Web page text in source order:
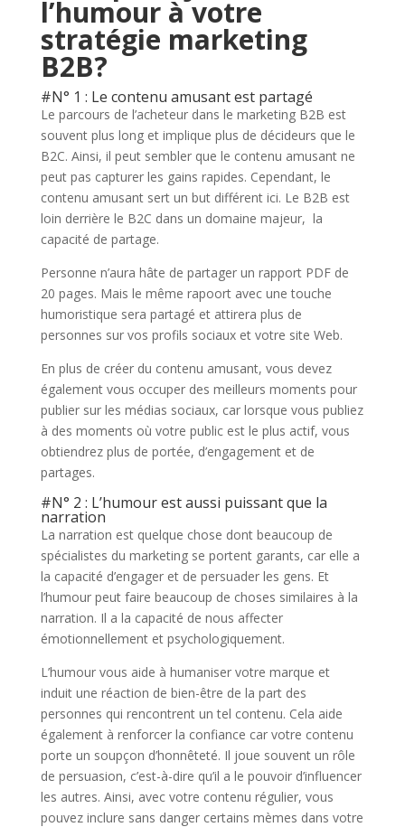
l’humour à votre
stratégie marketing
B2B?
#N° 1 : Le contenu amusant est partagé
Le parcours de l’acheteur dans le marketing B2B est
souvent plus long et implique plus de décideurs que le
B2C. Ainsi, il peut sembler que le contenu amusant ne
peut pas capturer les gains rapides. Cependant, le
contenu amusant sert un but différent ici. Le B2B est
loin derrière le B2C dans un domaine majeur, la
capacité de partage.
Personne n’aura hâte de partager un rapport PDF de
20 pages. Mais le même rapoort avec une touche
humoristique sera partagé et attirera plus de
personnes sur vos profils sociaux et votre site Web.
En plus de créer du contenu amusant, vous devez
également vous occuper des meilleurs moments pour
publier sur les médias sociaux, car lorsque vous publiez
à des moments où votre public est le plus actif, vous
obtiendrez plus de portée, d’engagement et de
partages.
#N° 2 : L’humour est aussi puissant que la
narration
La narration est quelque chose dont beaucoup de
spécialistes du marketing se portent garants, car elle a
la capacité d’engager et de persuader les gens. Et
l’humour peut faire beaucoup de choses similaires à la
narration. Il a la capacité de nous affecter
émotionnellement et psychologiquement.
L’humour vous aide à humaniser votre marque et
induit une réaction de bien-être de la part des
personnes qui rencontrent un tel contenu. Cela aide
également à renforcer la confiance car votre contenu
porte un soupçon d’honnêteté. Il joue souvent un rôle
de persuasion, c’est-à-dire qu’il a le pouvoir d’influencer
les autres. Ainsi, avec votre contenu régulier, vous
pouvez inclure sans danger certains mèmes dans votre